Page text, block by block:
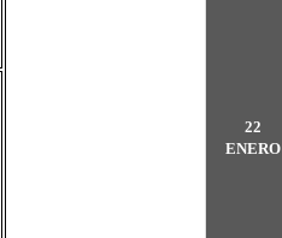
22
ENERO